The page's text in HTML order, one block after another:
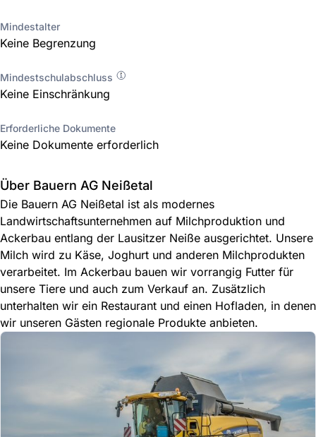
Mindestalter
Keine Begrenzung
Mindestschulabschluss
Keine Einschränkung
Erforderliche Dokumente
Keine Dokumente erforderlich
Über Bauern AG Neißetal
Die Bauern AG Neißetal ist als modernes
Landwirtschaftsunternehmen auf Milchproduktion und
Ackerbau entlang der Lausitzer Neiße ausgerichtet. Unsere
Milch wird zu Käse, Joghurt und anderen Milchprodukten
verarbeitet. Im Ackerbau bauen wir vorrangig Futter für
unsere Tiere und auch zum Verkauf an. Zusätzlich
unterhalten wir ein Restaurant und einen Hofladen, in denen
wir unseren Gästen regionale Produkte anbieten.